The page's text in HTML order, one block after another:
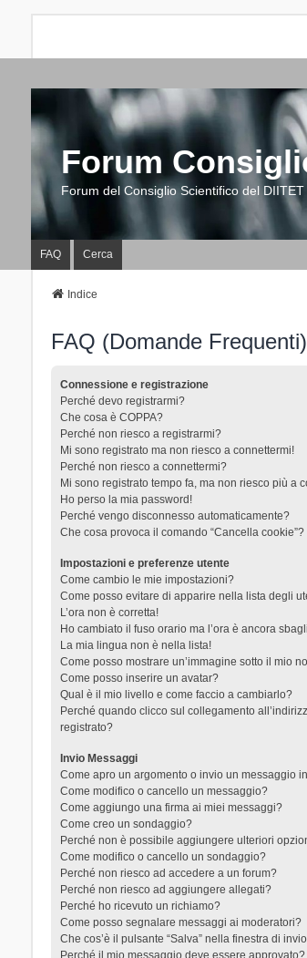
Forum
Forum del Consiglio Scientifico del DIITET
FAQ Cerca
Indice
FAQ (Domande Frequenti)
Connessione e registrazione
Perché devo registrarmi?
Che cosa è COPPA?
Perché non riesco a registrarmi?
Mi sono registrato ma non riesco a connettermi!
Perché non riesco a connettermi?
Mi sono registrato tempo fa, ma non riesco più a
Ho perso la mia password!
Perché vengo disconnesso automaticamente?
Che cosa provoca il comando “Cancella cookie”?
Impostazioni e preferenze utente
Come cambio le mie impostazioni?
Come posso evitare di apparire nella lista degli
L’ora non è corretta!
Ho cambiato il fuso orario ma l’ora è ancora
La mia lingua non è nella lista!
Come posso mostrare un’immagine sotto il mio
Come posso inserire un avatar?
Qual è il mio livello e come faccio a cambiarlo?
Perché quando clicco sul collegamento
registrato?
Invio Messaggi
Come apro un argomento o invio un messaggio
Come modifico o cancello un messaggio?
Come aggiungo una firma ai miei messaggi?
Come creo un sondaggio?
Perché non è possibile aggiungere ulteriori
Come modifico o cancello un sondaggio?
Perché non riesco ad accedere a un forum?
Perché non riesco ad aggiungere allegati?
Perché ho ricevuto un richiamo?
Come posso segnalare messaggi ai moderatori?
Che cos’è il pulsante “Salva” nella finestra di
Perché il mio messaggio deve essere approvato?